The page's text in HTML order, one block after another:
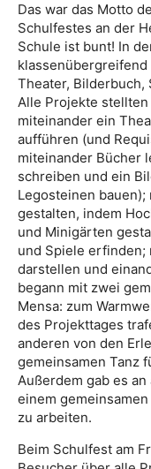
Das war das Motto
Schulfestes an der
Schule ist bunt! In
Theater, Bilderbuch,
Alle Projekte
miteinander ein
aufführen (und
miteinander Bücher
schreiben und ein
Legosteinen
gestalten, indem
und Minigärten
und Spiele erfinden;
darstellen und
begann mit zwei
Mensa: zum
des Projekttages
anderen von den
gemeinsamen Tanz
Außerdem gab es
einem
zu arbeiten.
Beim Schulfest am